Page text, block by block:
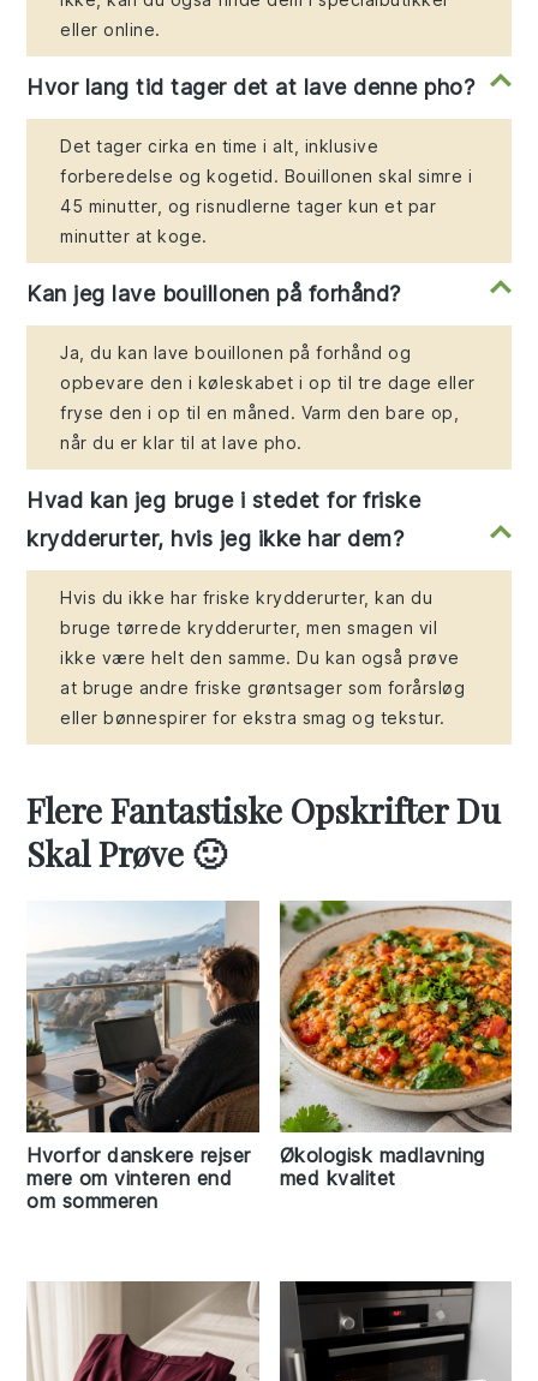
eller online.
Hvor lang tid tager det at lave denne pho?
Det tager cirka en time i alt, inklusive
forberedelse og kogetid. Bouillonen skal simre i
45 minutter, og risnudlerne tager kun et par
minutter at koge.
Kan jeg lave bouillonen på forhånd?
Ja, du kan lave bouillonen på forhånd og
opbevare den i køleskabet i op til tre dage eller
fryse den i op til en måned. Varm den bare op,
når du er klar til at lave pho.
Hvad kan jeg bruge i stedet for friske
krydderurter, hvis jeg ikke har dem?
Hvis du ikke har friske krydderurter, kan du
bruge tørrede krydderurter, men smagen vil
ikke være helt den samme. Du kan også prøve
at bruge andre friske grøntsager som forårsløg
eller bønnespirer for ekstra smag og tekstur.
Flere Fantastiske Opskrifter Du
Skal Prøve 🙂
Hvorfor danskere rejser
mere om vinteren end
om sommeren
Økologisk madlavning
med kvalitet